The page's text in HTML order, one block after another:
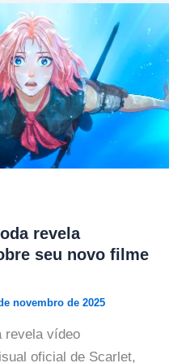
revela
seu novo filme
novembro de 2025
revela vídeo
oficial de Scarlet,